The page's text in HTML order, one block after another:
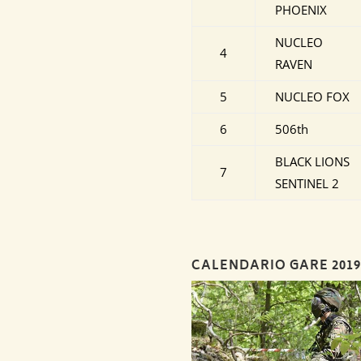
PHOENIX
4
NUCLEO
RAVEN
5 NUCLEO FOX
6
506th
7
BLACK LIONS
SENTINEL 2
CALENDARIO GARE 2019